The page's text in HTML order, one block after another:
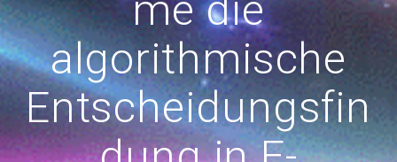
algorithmische
Entscheidungsfin